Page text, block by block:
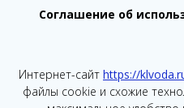
Соглашение об
Интернет-сайт https://
файлы cookie и схожие